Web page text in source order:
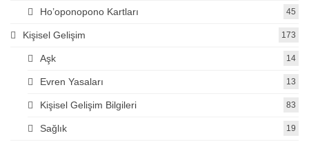
Ho’oponopono Kartları 45
Kişisel Gelişim 173
Aşk 14
Evren Yasaları 13
Kişisel Gelişim Bilgileri 83
Sağlık 19